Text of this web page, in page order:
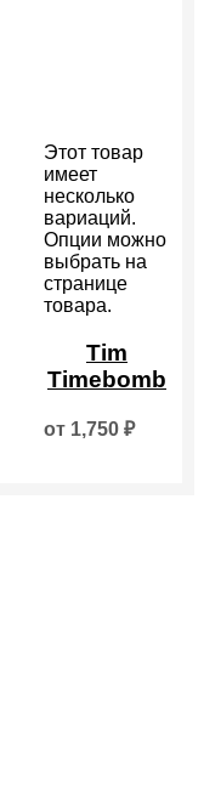
Этот товар
имеет
несколько
вариаций.
Опции можно
выбрать на
странице
товара.
Tim
Timebomb
от 1,750 ₽